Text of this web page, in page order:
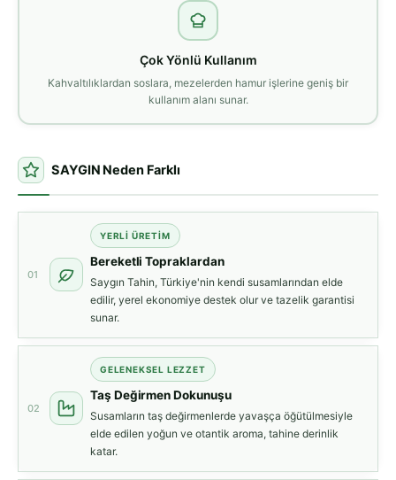
Çok Yönlü Kullanım
Kahvaltılıklardan soslara, mezelerden hamur işlerine geniş bir
kullanım alanı sunar.
SAYGIN Neden Farklı
01
YERLI ÜRETIM
Bereketli Topraklardan
Saygın Tahin, Türkiye'nin kendi susamlarından elde
edilir, yerel ekonomiye destek olur ve tazelik garantisi
sunar.
02
GELENEKSEL LEZZET
Taş Değirmen Dokunuşu
Susamların taş değirmenlerde yavaşça öğütülmesiyle
elde edilen yoğun ve otantik aroma, tahine derinlik
katar.